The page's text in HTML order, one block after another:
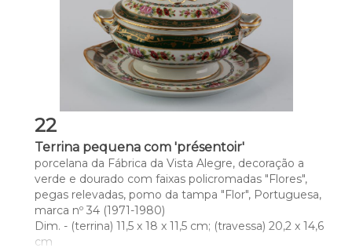
22
Terrina pequena com 'présentoir'
porcelana da Fábrica da Vista Alegre, decoração a
verde e dourado com faixas policromadas "Flores",
pegas relevadas, pomo da tampa "Flor", Portuguesa,
marca nº 34 (1971-1980)
Dim. - (terrina) 11,5 x 18 x 11,5 cm; (travessa) 20,2 x 14,6
cm